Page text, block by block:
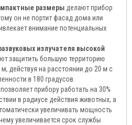
размеры делают прибор
он не портит фасад дома или
внимание потенциальных
излучателя высокой
защитить большую территорию
действуя на расстоянии до 20 м с
в 180 градусов.
позволяет прибору работать на 30%
в радиусе действия животных, а
увеличивать мощность
увеличивается срок службы